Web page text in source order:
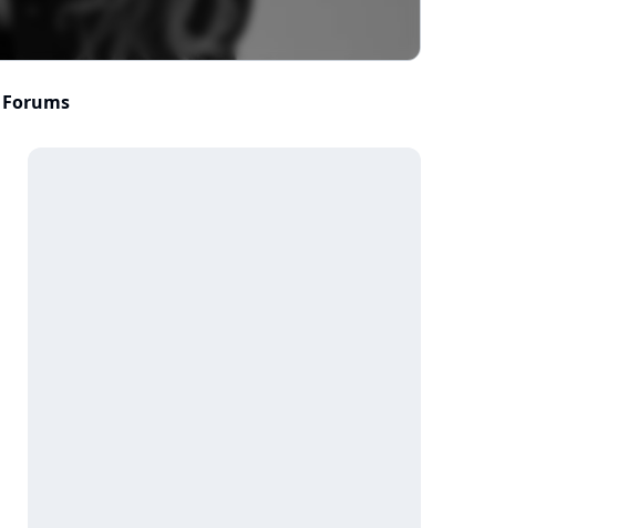
Forums